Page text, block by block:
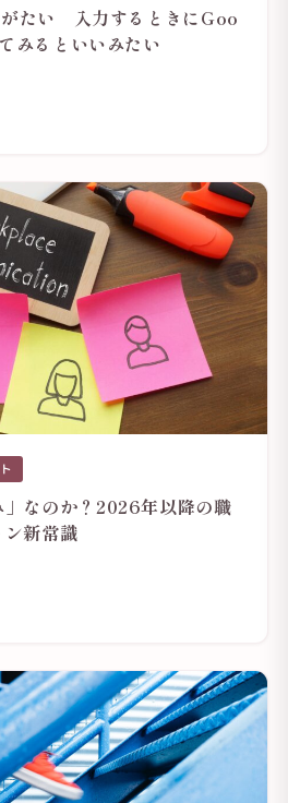
たい 入力するときにGoo
みるといいみたい
なのか？2026年以降の職
新常識